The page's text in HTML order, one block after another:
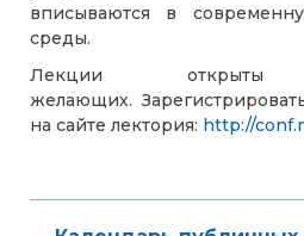
вписываются в
среды.
Лекции
желающих.
на сайте лектория: http://